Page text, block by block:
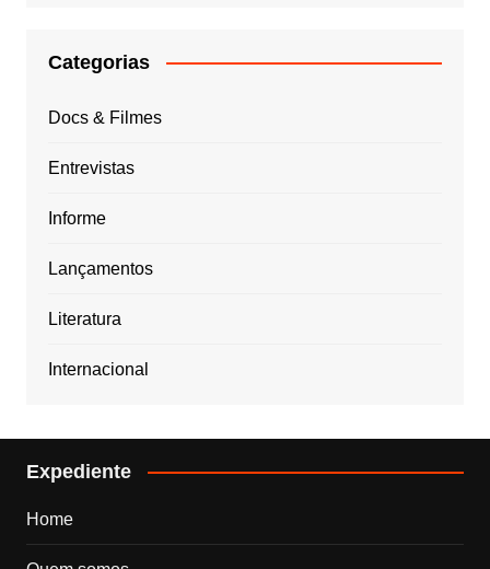
Categorias
Docs & Filmes
Entrevistas
Informe
Lançamentos
Literatura
Internacional
Expediente
Home